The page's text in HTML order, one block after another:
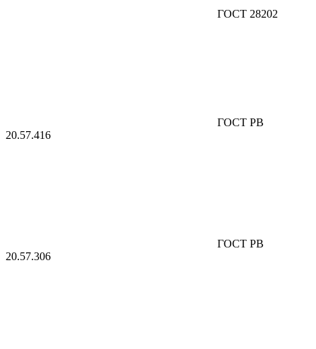
ГОСТ 28202
ГОСТ РВ
20.57.416
ГОСТ РВ
20.57.306